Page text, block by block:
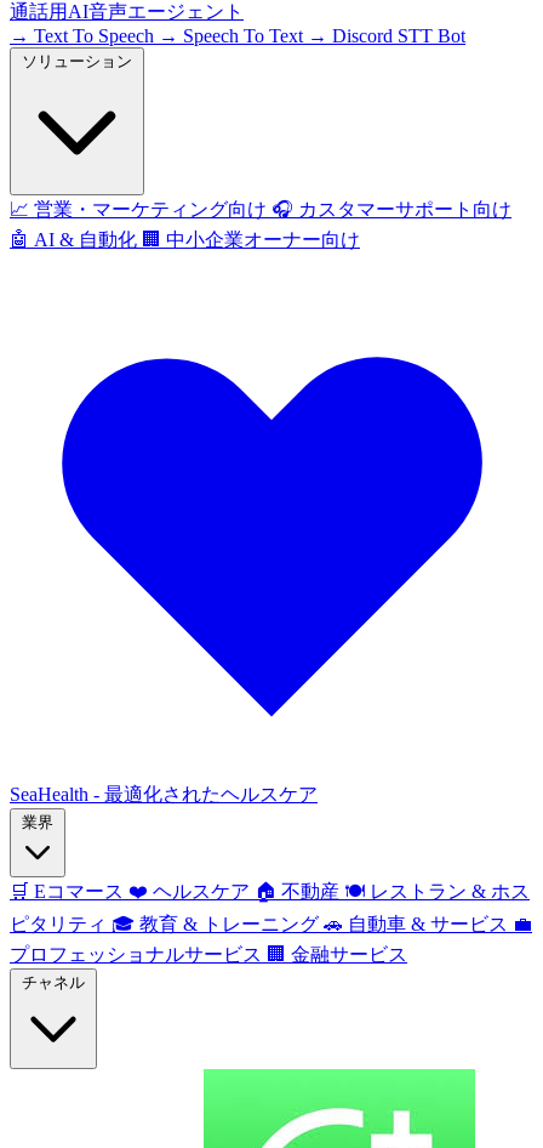
通話用AI音声エージェント
→ Text To Speech → Speech To Text → Discord STT Bot
📈 営業・マーケティング向け 🎧 カスタマーサポート向け
🤖 AI & 自動化 🏢 中小企業オーナー向け
SeaHealth - 最適化されたヘルスケア
🛒 Eコマース ❤️ ヘルスケア 🏠 不動産 🍽️ レストラン & ホス
ピタリティ 🎓 教育 & トレーニング 🚗 自動車 & サービス 💼
プロフェッショナルサービス 🏢 金融サービス